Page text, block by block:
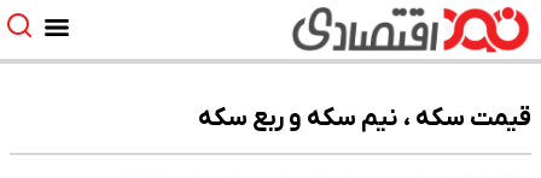
قیمت سکه ، نیم سکه و ربع سکه